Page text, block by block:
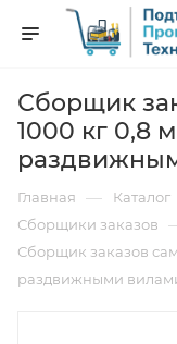
Сборщик
1000 кг 0,8
Главная — Каталог
Сборщики заказов
Сборщик заказов
раздвижными